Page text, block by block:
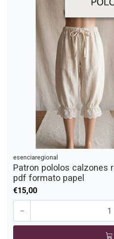
esenciaregional
Patron pololos calzones
pdf formato papel
€15,00
-